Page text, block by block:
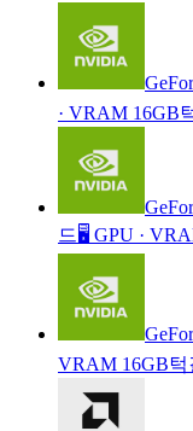
· VRAM 16GB
드 🖥️ GPU ·
VRAM 16GB턱